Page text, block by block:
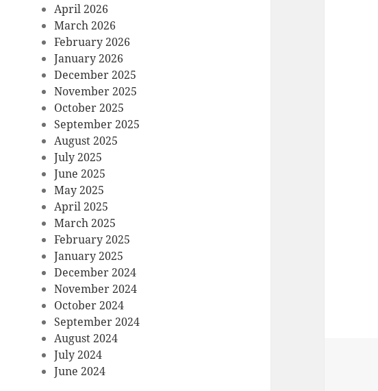
April 2026
March 2026
February 2026
January 2026
December 2025
November 2025
October 2025
September 2025
August 2025
July 2025
June 2025
May 2025
April 2025
March 2025
February 2025
January 2025
December 2024
November 2024
October 2024
September 2024
August 2024
July 2024
June 2024